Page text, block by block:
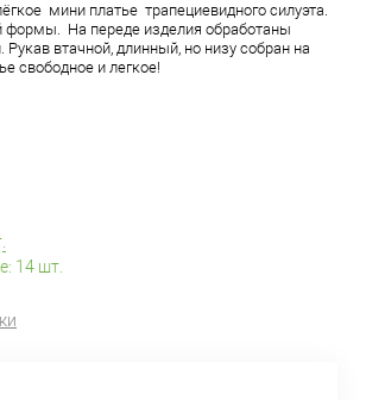
мини платье трапециевидного силуэта.
формы. На переде изделия обработаны
Рукав втачной, длинный, но низу собран на
свободное и легкое!
14 шт.